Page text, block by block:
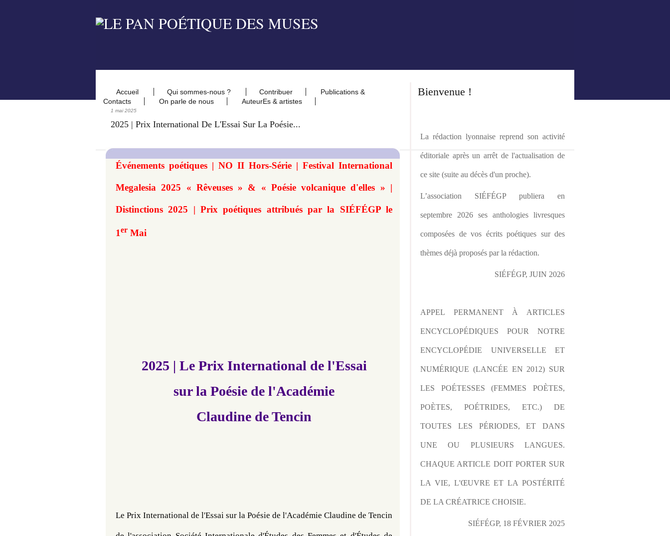
Accueil Qui sommes-nous ? Contribuer
Publications &
Contacts
On parle de nous AuteurEs & artistes
1 mai 2025
2025 | Prix International De L'Essai Sur La Poésie...
Événements poétiques | NO II Hors-Série | Festival International
Megalesia 2025 « Rêveuses » & « Poésie volcanique d'elles » |
Distinctions 2025 | Prix poétiques attribués par la SIÉFÉGP le
1er Mai
2025 | Le Prix International de l'Essai
sur la Poésie de l'Académie
Claudine de Tencin
Le Prix International de l'Essai sur la Poésie de l'Académie Claudine de Tencin
Bienvenue !
La rédaction lyonnaise reprend son activité
éditoriale après un arrêt de l'actualisation de
ce site (suite au décès d'un proche).
L’association SIÉFÉGP publiera en
septembre 2026 ses anthologies livresques
composées de vos écrits poétiques sur des
thèmes déjà proposés par la rédaction.
SIÉFÉGP, JUIN 2026
APPEL PERMANENT À ARTICLES
ENCYCLOPÉDIQUES POUR NOTRE
ENCYCLOPÉDIE UNIVERSELLE ET
NUMÉRIQUE (LANCÉE EN 2012) SUR
LES POÉTESSES (FEMMES POÈTES,
POÈTES, POÉTRIDES, ETC.) DE
TOUTES LES PÉRIODES, ET DANS
UNE OU PLUSIEURS LANGUES.
CHAQUE ARTICLE DOIT PORTER SUR
LA VIE, L'ŒUVRE ET LA POSTÉRITÉ
DE LA CRÉATRICE CHOISIE.
SIÉFÉGP, 18 FÉVRIER 2025